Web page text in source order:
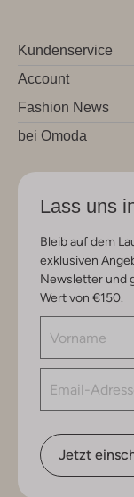
Kundenservice
Account
Fashion News
bei Omoda
Lass uns
Bleib auf dem
exklusiven
Newsletter und
Wert von €150.
Jetzt